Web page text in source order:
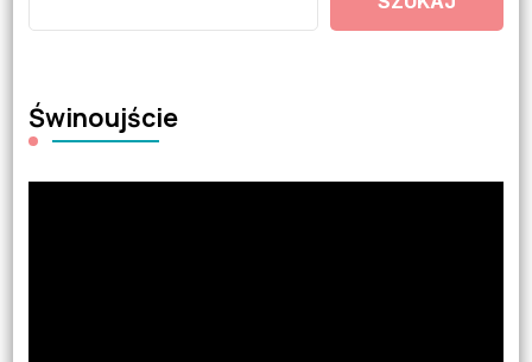
Świnoujście